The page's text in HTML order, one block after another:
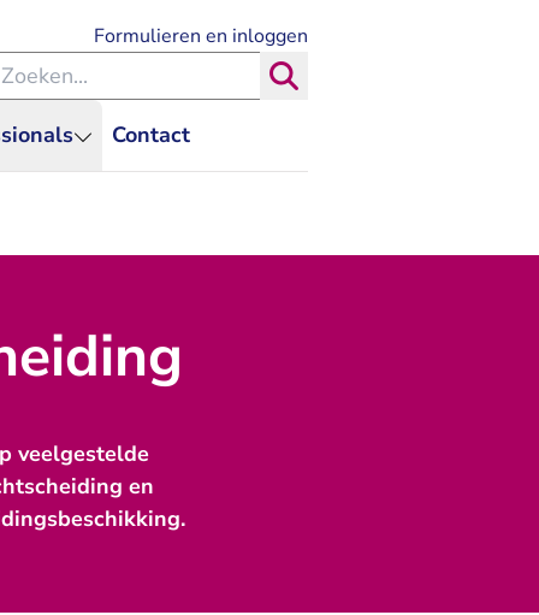
Contact
Formulieren en inloggen
binnen de Rechtspraak
veelgestelde
en